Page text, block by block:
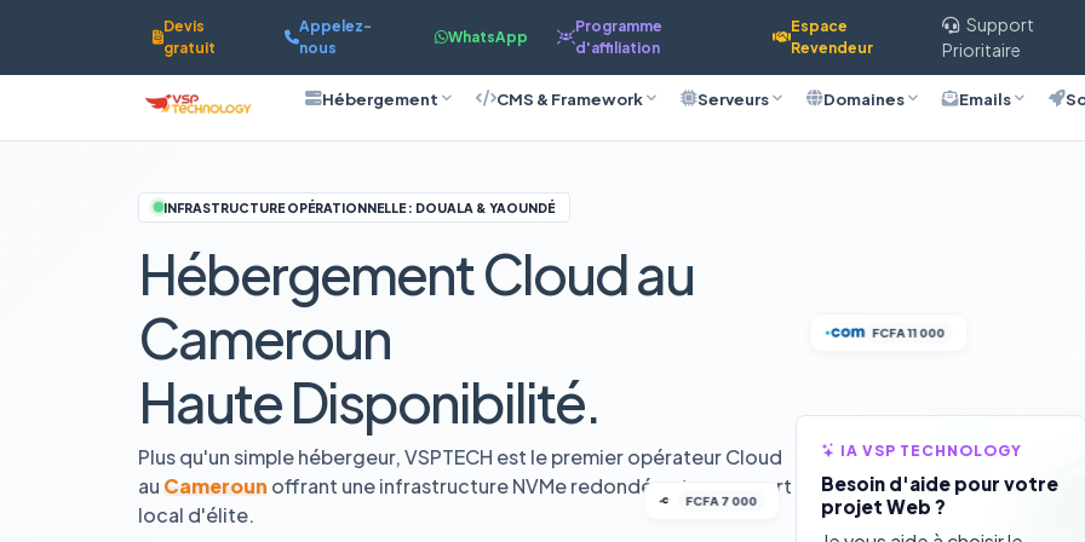
Devis
gratuit
Appelez-
nous
WhatsApp
Programme
d'affiliation
Espace
Revendeur
Support
Prioritaire
Hébergement CMS & Framework Serveurs Domaines Emails
INFRASTRUCTURE OPÉRATIONNELLE : DOUALA & YAOUNDÉ
Hébergement Cloud au
Cameroun
Haute Disponibilité.
Plus qu'un simple hébergeur, VSPTECH est le premier opérateur Cloud
au Cameroun offrant une infrastructure NVMe redondée et un support
local d'élite.
IA VSP TECHNOLOGY
Besoin d'aide pour votre
projet Web ?
FCFA 11 000
FCFA 7 000